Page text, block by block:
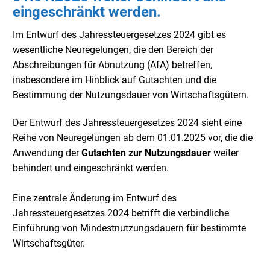
eingeschränkt werden.
Im Entwurf des Jahressteuergesetzes 2024 gibt es
wesentliche Neuregelungen, die den Bereich der
Abschreibungen für Abnutzung (AfA) betreffen,
insbesondere im Hinblick auf Gutachten und die
Bestimmung der Nutzungsdauer von Wirtschaftsgütern.
Der Entwurf des Jahressteuergesetzes 2024 sieht eine
Reihe von Neuregelungen ab dem 01.01.2025 vor, die die
Anwendung derGutachten zur Nutzungsdauer weiter
behindert und eingeschränkt werden.
Eine zentrale Änderung im Entwurf des
Jahressteuergesetzes 2024 betrifft die verbindliche
Einführung von Mindestnutzungsdauern für bestimmte
Wirtschaftsgüter.